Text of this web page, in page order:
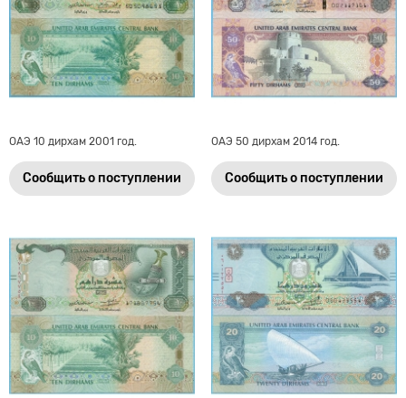
ОАЭ 10 дирхам 2001 год.
Сообщить о поступлении
ОАЭ 50 дирхам 2014 год.
Сообщить о поступлении